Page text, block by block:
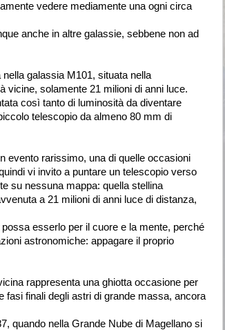
vedere mediamente una ogni circa
anche in altre galassie, sebbene non ad
galassia M101, situata nella
vicine, solamente 21 milioni di anni luce.
così tanto di luminosità da diventare
telescopio da almeno 80 mm di
evento rarissimo, una di quelle occasioni
vi invito a puntare un telescopio verso
su nessuna mappa: quella stellina
a 21 milioni di anni luce di distanza,
esserlo per il cuore e la mente, perché
astronomiche: appagare il proprio
rappresenta una ghiotta occasione per
finali degli astri di grande massa, ancora
quando nella Grande Nube di Magellano si